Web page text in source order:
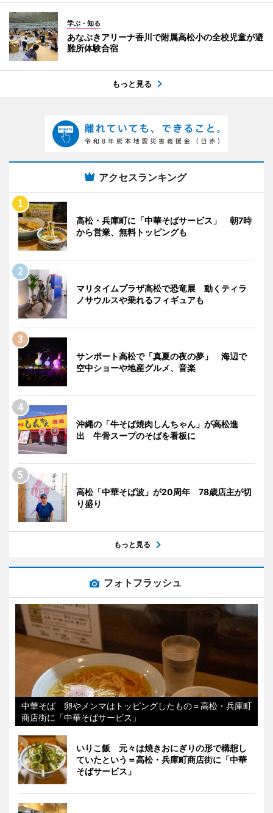
学ぶ・知る
あなぶきアリーナ香川で附属高松小の全校児童が避
難所体験合宿
もっと見る
アクセスランキング
高松・兵庫町に「中華そばサービス」 朝7時
から営業、無料トッピングも
マリタイムプラザ高松で恐竜展 動くティラ
ノサウルスや乗れるフィギュアも
サンポート高松で「真夏の夜の夢」 海辺で
空中ショーや地産グルメ、音楽
沖縄の「牛そば焼肉しんちゃん」が高松進
出 牛骨スープのそばを看板に
高松「中華そば波」が20周年 78歳店主が切
り盛り
もっと見る
フォトフラッシュ
中華そば 卵やメンマはトッピングしたもの＝高松・兵庫町
商店街に「中華そばサービス」
いりこ飯 元々は焼きおにぎりの形で構想し
ていたという＝高松・兵庫町商店街に「中華
そばサービス」